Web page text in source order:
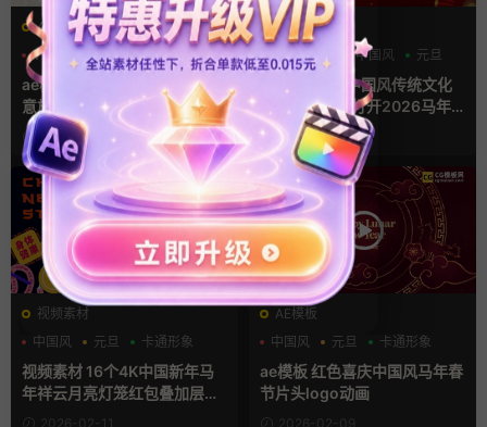
AE模板
VLOG
创意 卡通模板
ae模板 活动花絮多图文快闪创
意旅行综艺拼贴片头
2026-04-24
AE模板
LOGO动画
中国风 元旦
Ae模板 15秒中国风传统文化
红色灯笼卷轴打开2026马年
片头2026-02-11
视频素材
中国风
元旦 卡通形象
视频素材 16个4K中国新年马
年祥云月亮灯笼红包叠加层M
OV动画
2026-02-11
AE模板
中国风
元旦 卡通形象
ae模板 红色喜庆中国风马年春
节片头logo动画
2026-02-09